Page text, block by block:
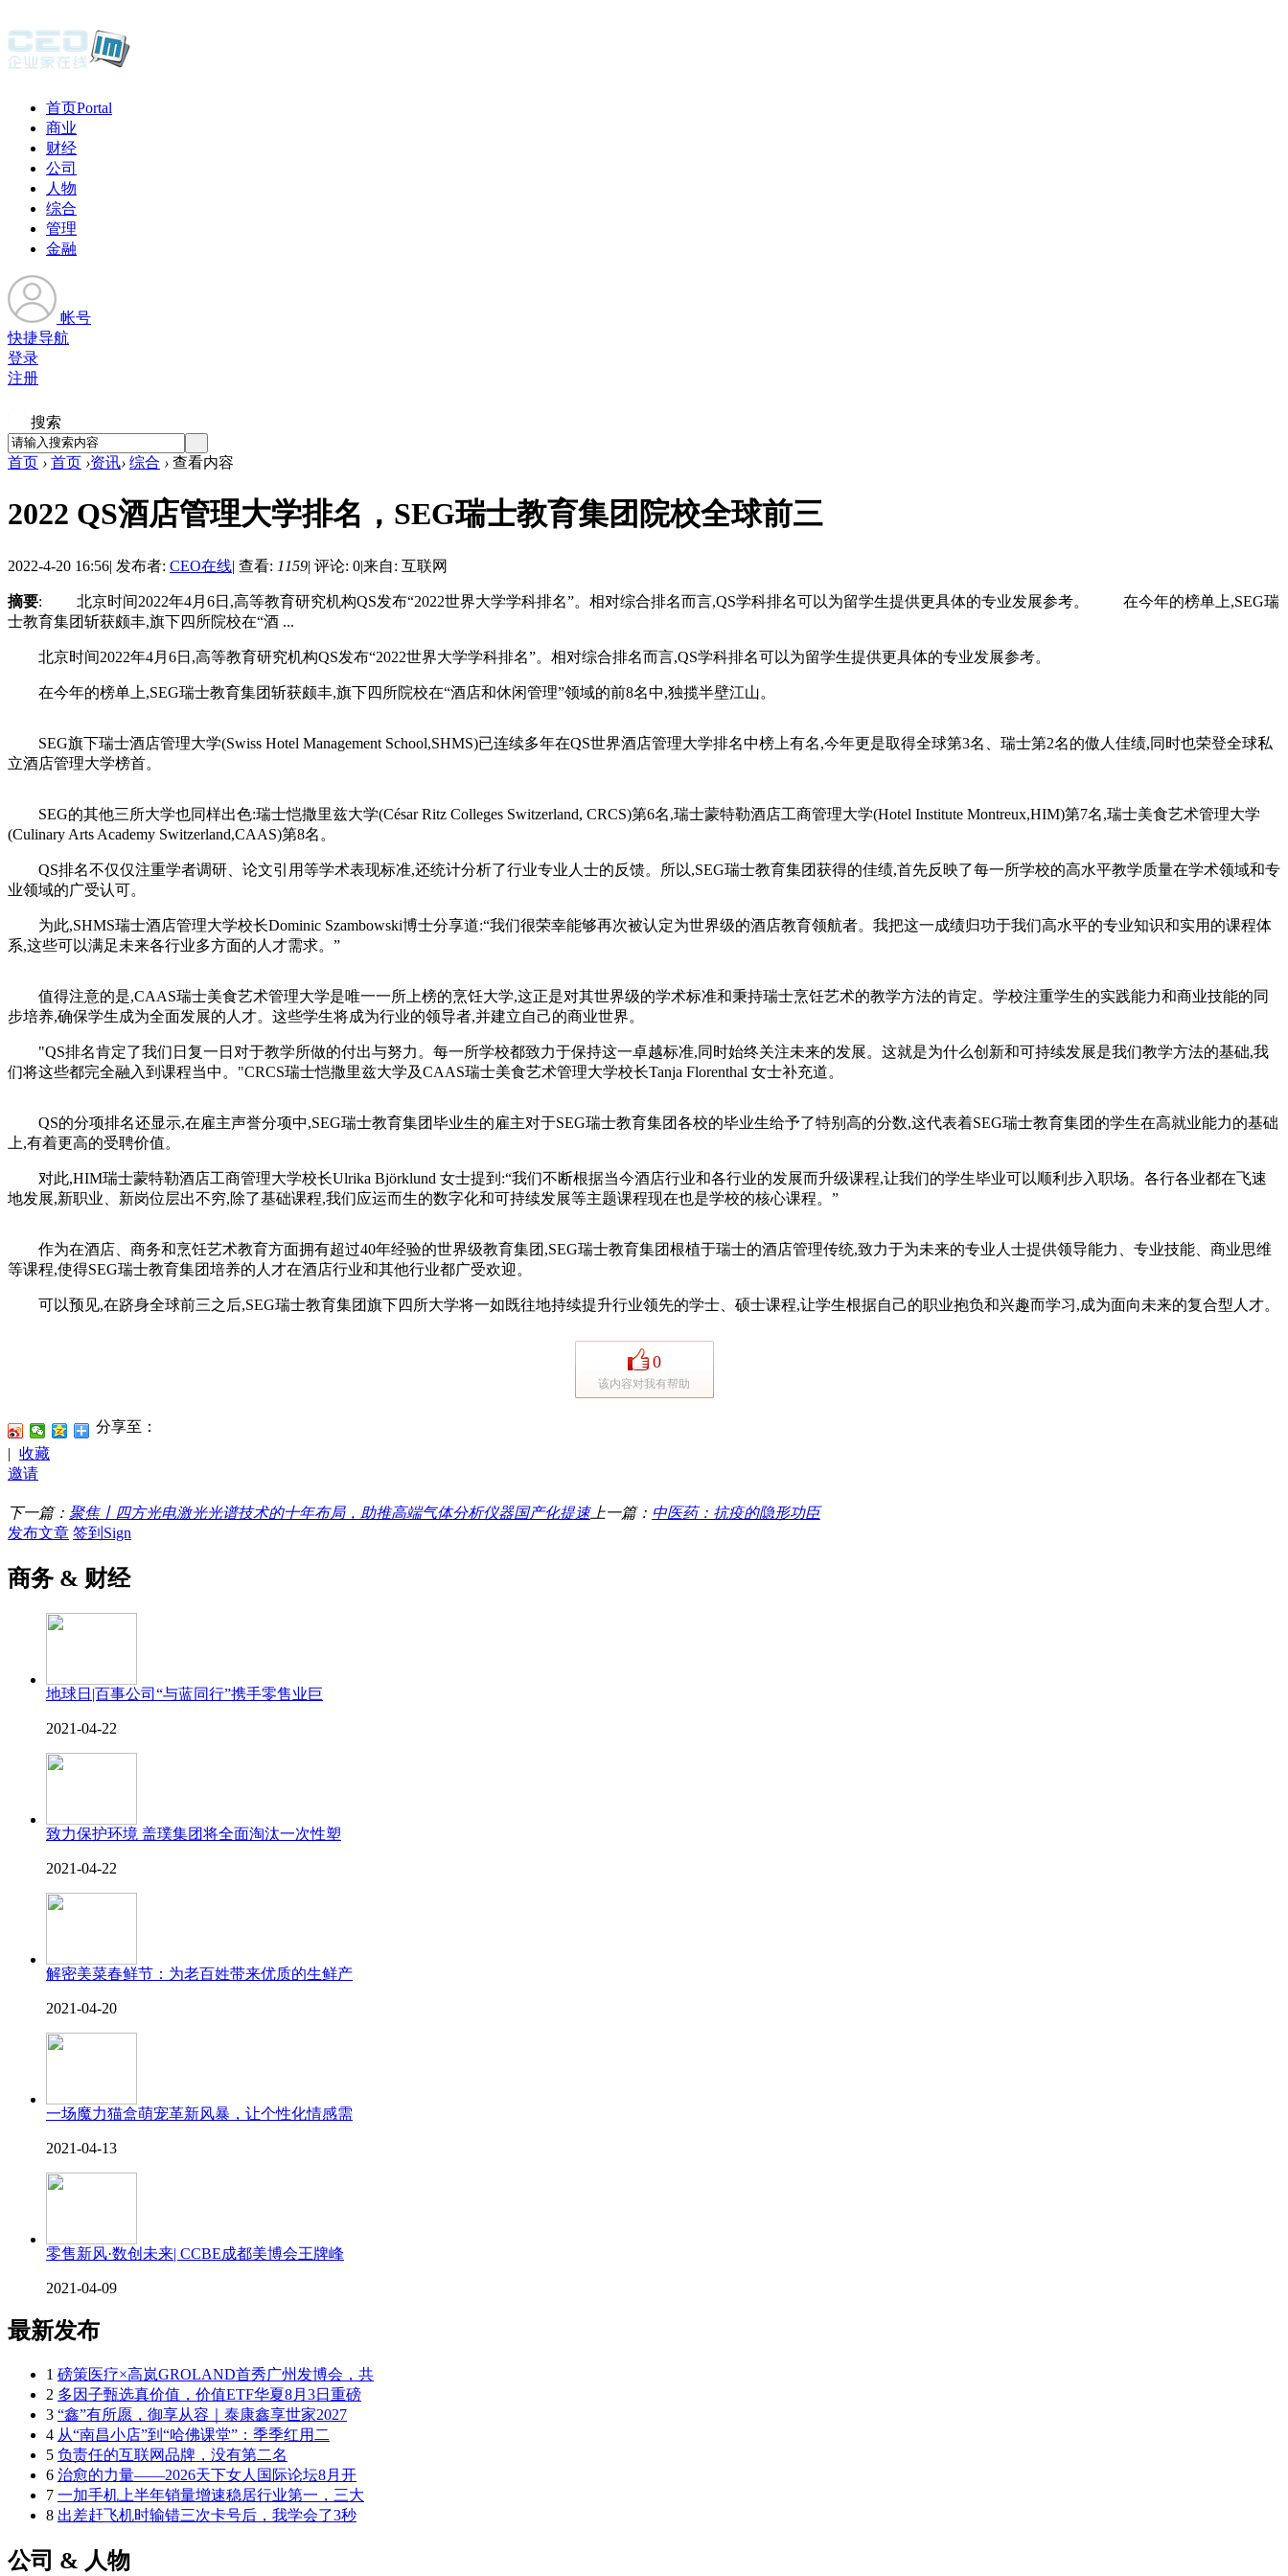
首页Portal
商业
财经
公司
人物
综合
管理
金融
帐号
快捷导航
登录
注册
搜索
首页 › 首页 ›资讯› 综合 › 查看内容
2022 QS酒店管理大学排名，SEG瑞士教育集团院校全球前三
2022-4-20 16:56| 发布者: CEO在线| 查看: 1159| 评论: 0|来自: 互联网
摘要: 北京时间2022年4月6日,高等教育研究机构QS发布“2022世界大学学科排名”。相对综合排名而言,QS学科排名可以为留学生提供更具体的专业发展参考。 在今年的榜单上,SEG瑞
士教育集团斩获颇丰,旗下四所院校在“酒 ...
北京时间2022年4月6日,高等教育研究机构QS发布“2022世界大学学科排名”。相对综合排名而言,QS学科排名可以为留学生提供更具体的专业发展参考。
在今年的榜单上,SEG瑞士教育集团斩获颇丰,旗下四所院校在“酒店和休闲管理”领域的前8名中,独揽半壁江山。
SEG旗下瑞士酒店管理大学(Swiss Hotel Management School,SHMS)已连续多年在QS世界酒店管理大学排名中榜上有名,今年更是取得全球第3名、瑞士第2名的傲人佳绩,同时也荣登全球私
立酒店管理大学榜首。
SEG的其他三所大学也同样出色:瑞士恺撒里兹大学(César Ritz Colleges Switzerland, CRCS)第6名,瑞士蒙特勒酒店工商管理大学(Hotel Institute Montreux,HIM)第7名,瑞士美食艺术管理大学
(Culinary Arts Academy Switzerland,CAAS)第8名。
QS排名不仅仅注重学者调研、论文引用等学术表现标准,还统计分析了行业专业人士的反馈。所以,SEG瑞士教育集团获得的佳绩,首先反映了每一所学校的高水平教学质量在学术领域和专
业领域的广受认可。
为此,SHMS瑞士酒店管理大学校长Dominic Szambowski博士分享道:“我们很荣幸能够再次被认定为世界级的酒店教育领航者。我把这一成绩归功于我们高水平的专业知识和实用的课程体
系,这些可以满足未来各行业多方面的人才需求。”
值得注意的是,CAAS瑞士美食艺术管理大学是唯一一所上榜的烹饪大学,这正是对其世界级的学术标准和秉持瑞士烹饪艺术的教学方法的肯定。学校注重学生的实践能力和商业技能的同
步培养,确保学生成为全面发展的人才。这些学生将成为行业的领导者,并建立自己的商业世界。
"QS排名肯定了我们日复一日对于教学所做的付出与努力。每一所学校都致力于保持这一卓越标准,同时始终关注未来的发展。这就是为什么创新和可持续发展是我们教学方法的基础,我
们将这些都完全融入到课程当中。"CRCS瑞士恺撒里兹大学及CAAS瑞士美食艺术管理大学校长Tanja Florenthal 女士补充道。
QS的分项排名还显示,在雇主声誉分项中,SEG瑞士教育集团毕业生的雇主对于SEG瑞士教育集团各校的毕业生给予了特别高的分数,这代表着SEG瑞士教育集团的学生在高就业能力的基础
上,有着更高的受聘价值。
对此,HIM瑞士蒙特勒酒店工商管理大学校长Ulrika Björklund 女士提到:“我们不断根据当今酒店行业和各行业的发展而升级课程,让我们的学生毕业可以顺利步入职场。各行各业都在飞速
地发展,新职业、新岗位层出不穷,除了基础课程,我们应运而生的数字化和可持续发展等主题课程现在也是学校的核心课程。”
作为在酒店、商务和烹饪艺术教育方面拥有超过40年经验的世界级教育集团,SEG瑞士教育集团根植于瑞士的酒店管理传统,致力于为未来的专业人士提供领导能力、专业技能、商业思维
等课程,使得SEG瑞士教育集团培养的人才在酒店行业和其他行业都广受欢迎。
可以预见,在跻身全球前三之后,SEG瑞士教育集团旗下四所大学将一如既往地持续提升行业领先的学士、硕士课程,让学生根据自己的职业抱负和兴趣而学习,成为面向未来的复合型人才。
0
该内容对我有帮助
分享至：
| 收藏
邀请
下一篇： 聚焦丨四方光电激光光谱技术的十年布局，助推高端气体分析仪器国产化提速上一篇： 中医药：抗疫的隐形功臣
发布文章 签到Sign
商务 & 财经
地球日|百事公司“与蓝同行”携手零售业巨
2021-04-22
致力保护环境 盖璞集团将全面淘汰一次性塑
2021-04-22
解密美菜春鲜节：为老百姓带来优质的生鲜产
2021-04-20
一场魔力猫盒萌宠革新风暴，让个性化情感需
2021-04-13
零售新风·数创未来| CCBE成都美博会王牌峰
2021-04-09
最新发布
1 磅策医疗×高岚GROLAND首秀广州发博会，共
2 多因子甄选真价值，价值ETF华夏8月3日重磅
3 “鑫”有所愿，御享从容｜泰康鑫享世家2027
4 从“南昌小店”到“哈佛课堂”：季季红用二
5 负责任的互联网品牌，没有第二名
6 治愈的力量——2026天下女人国际论坛8月开
7 一加手机上半年销量增速稳居行业第一，三大
8 出差赶飞机时输错三次卡号后，我学会了3秒
公司 & 人物